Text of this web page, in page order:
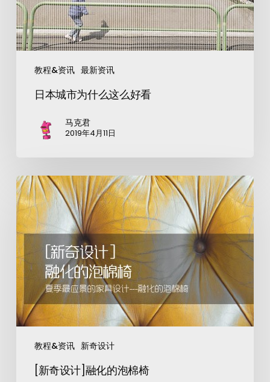
教程&资讯 最新资讯
日本城市为什么这么好看
马克君
2019年4月11日
教程&资讯 新奇设计
[新奇设计]融化的泡棉椅